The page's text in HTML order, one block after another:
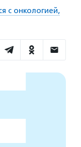
с онкологией,